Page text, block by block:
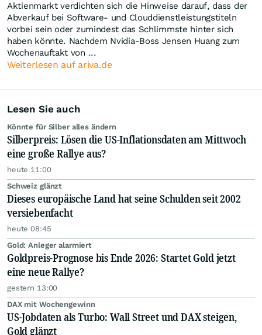
Aktienmarkt verdichten sich die Hinweise darauf, dass der
Abverkauf bei Software- und Clouddienstleistungstiteln
vorbei sein oder zumindest das Schlimmste hinter sich
haben könnte. Nachdem Nvidia-Boss Jensen Huang zum
Wochenauftakt von ...
Weiterlesen auf ariva.de
Lesen Sie auch
Könnte für Silber alles ändern
Silberpreis: Lösen die US-Inflationsdaten am Mittwoch
eine große Rallye aus?
heute 11:00
Schweiz glänzt
Dieses europäische Land hat seine Schulden seit 2002
versiebenfacht
heute 08:45
Gold: Anleger alarmiert
Goldpreis-Prognose bis Ende 2026: Startet Gold jetzt
eine neue Rallye?
gestern 13:00
DAX mit Wochengewinn
US-Jobdaten als Turbo: Wall Street und DAX steigen,
Gold glänzt